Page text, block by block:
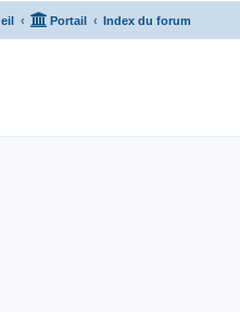
Portail Index du forum